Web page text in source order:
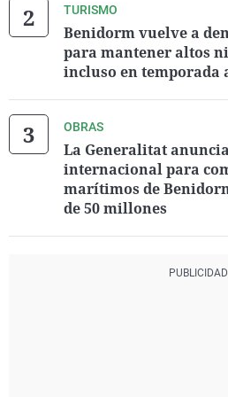
TURISMO
Benidorm vuelve a
para mantener altos
incluso en temporada
OBRAS
La Generalitat
internacional para
marítimos de
de 50 millones